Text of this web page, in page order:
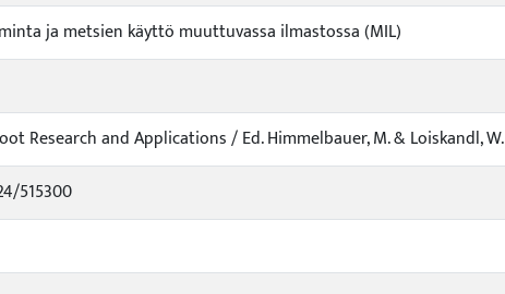
ja metsien käyttö muuttuvassa ilmastossa (MIL)
Research and Applications / Ed. Himmelbauer, M. & Loiskandl, W.
515300